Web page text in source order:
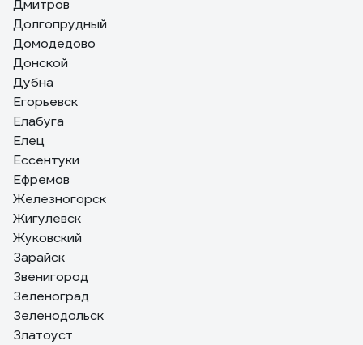
Дмитров
Долгопрудный
Домодедово
Донской
Дубна
Егорьевск
Елабуга
Елец
Ессентуки
Ефремов
Железногорск
Жигулевск
Жуковский
Зарайск
Звенигород
Зеленоград
Зеленодольск
Златоуст